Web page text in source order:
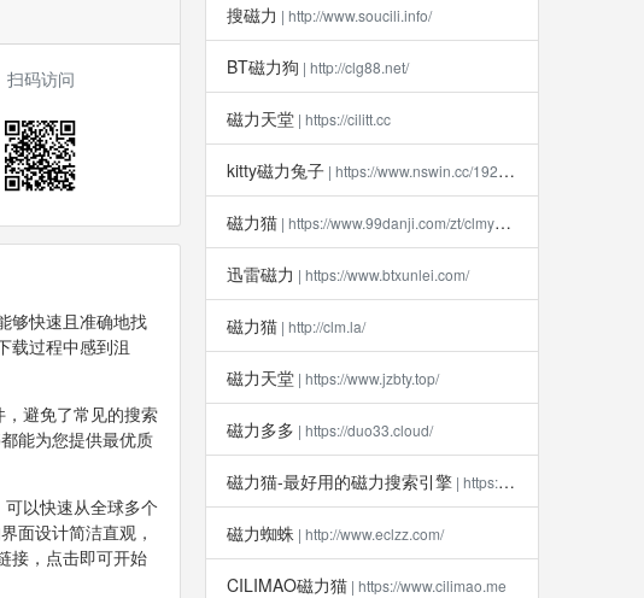
扫码访问
够快速且准确地找
载过程中感到沮
避免了常见的搜索
能为您提供最优质
以快速从全球多个
面设计简洁直观，
接，点击即可开始
搜磁力 | http://www.soucili.info/
BT磁力狗 | http://clg88.net/
磁力天堂 | https://cilitt.cc
kitty磁力兔子 | https://www.nswin.cc/19270.html
磁力猫 | https://www.99danji.com/zt/clmykxz/
迅雷磁力 | https://www.btxunlei.com/
磁力猫 | http://clm.la​/
磁力天堂 | https://www.jzbty.top/
磁力多多 | https://duo33.cloud/
磁力猫-最好用的磁力搜索引擎 | https://clm112.xyz
磁力蜘蛛 | http://www.eclzz.com/
CILIMAO磁力猫 | https://www.cilimao.me